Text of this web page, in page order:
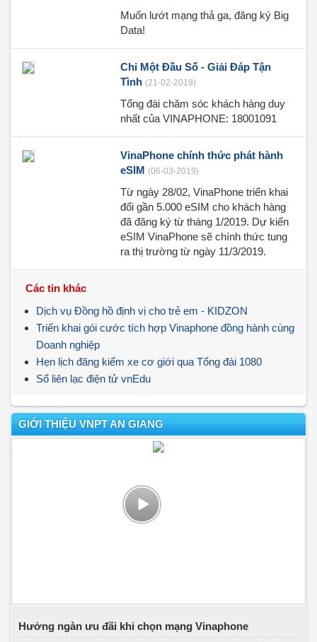
Muốn lướt mạng thả ga, đăng ký Big
Data!
Chỉ Một Đầu Số - Giải Đáp Tận
Tình (21-02-2019)
Tổng đài chăm sóc khách hàng duy
nhất của VINAPHONE: 18001091
VinaPhone chính thức phát hành
eSIM (06-03-2019)
Từ ngày 28/02, VinaPhone triển khai
đổi gần 5.000 eSIM cho khách hàng
đã đăng ký từ tháng 1/2019. Dự kiến
eSIM VinaPhone sẽ chính thức tung
ra thị trường từ ngày 11/3/2019.
Các tin khác
Dịch vụ Đồng hồ định vị cho trẻ em - KIDZON
Triển khai gói cước tích hợp Vinaphone đồng hành cùng
Doanh nghiệp
Hẹn lịch đăng kiểm xe cơ giới qua Tổng đài 1080
Sổ liên lạc điện tử vnEdu
GIỚI THIỆU VNPT AN GIANG
Hưởng ngàn ưu đãi khi chọn mạng Vinaphone